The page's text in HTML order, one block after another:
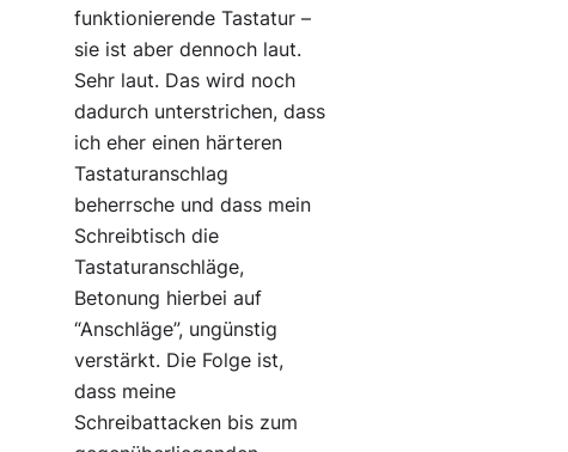
funktionierende Tastatur –
sie ist aber dennoch laut.
Sehr laut. Das wird noch
dadurch unterstrichen, dass
ich eher einen härteren
Tastaturanschlag
beherrsche und dass mein
Schreibtisch die
Tastaturanschläge,
Betonung hierbei auf
“Anschläge”, ungünstig
verstärkt. Die Folge ist,
dass meine
Schreibattacken bis zum